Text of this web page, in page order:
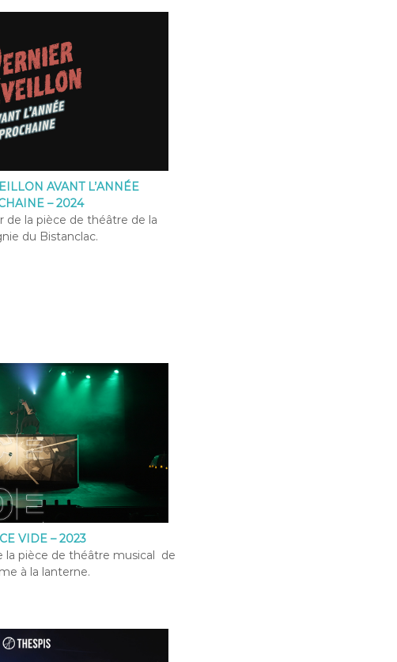
AVANT L’ANNÉE
– 2024
de la pièce de théâtre de la
du Bistanclac.
VIDE – 2023
la pièce de théâtre musical de
à la lanterne.